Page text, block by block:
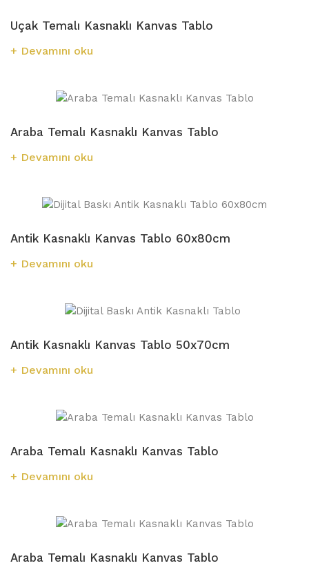
Uçak Temalı Kasnaklı Kanvas Tablo
Devamını oku
Araba Temalı Kasnaklı Kanvas Tablo
Devamını oku
Antik Kasnaklı Kanvas Tablo 60x80cm
Devamını oku
Antik Kasnaklı Kanvas Tablo 50x70cm
Devamını oku
Araba Temalı Kasnaklı Kanvas Tablo
Devamını oku
Araba Temalı Kasnaklı Kanvas Tablo